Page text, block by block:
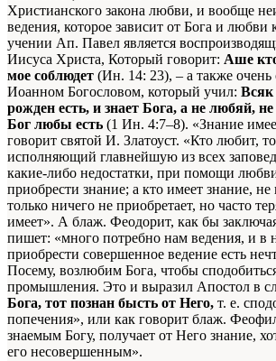
Христианского закона любви, и вообще
ведения, которое зависит от Бога и
учении Ап. Павел является
Иисуса Христа, Который говорит: Аше
мое соблюдет (Ин. 14: 23), – а также
Иоанном Богословом, который учил: Всяк
рожден есть, и знает Бога, а не любяй,
Бог любы есть (1 Ин. 4:7–8). «Знание
говорит святой И. Златоуст. «Кто любит,
исполняющий главнейшую из всех
какие-либо недостатки, при помощи
приобрести знание; а кто имеет знание,
только ничего не приобретает, но часто
имеет». А блаж. Феодорит, как бы
пишет: «много потребно нам ведения, и в
приобрести совершенное ведение есть
Посему, возлюбим Бога, чтобы
промышления. Это и выразил Апостол в
Бога, тот познан бысть от Него, т. е.
попечения», или как говорит блаж.
знаемым Богу, получает от Него знание,
его несовершенным».